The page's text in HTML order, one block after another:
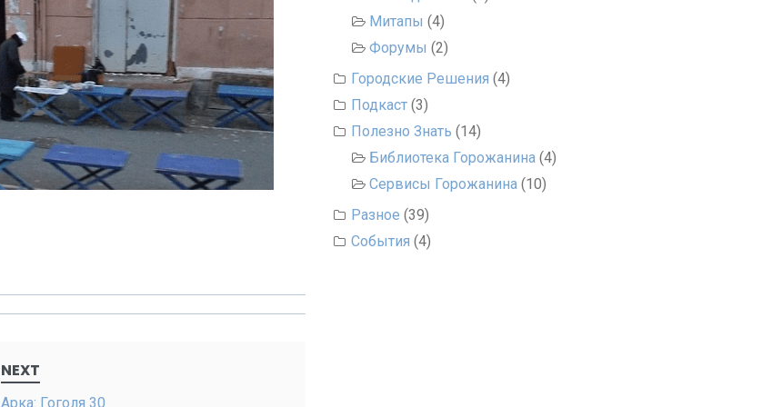
NEXT
Арка: Гоголя 30
Митапы (4)
Форумы (2)
Городские Решения (4)
Подкаст (3)
Полезно Знать (14)
Библиотека Горожанина (4)
Сервисы Горожанина (10)
Разное (39)
События (4)